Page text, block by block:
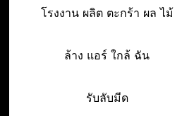
โรงงาน ผลิต ตะกร้า ผล ไม้
ล้าง แอร์ ใกล้ ฉัน
รับลับมีด